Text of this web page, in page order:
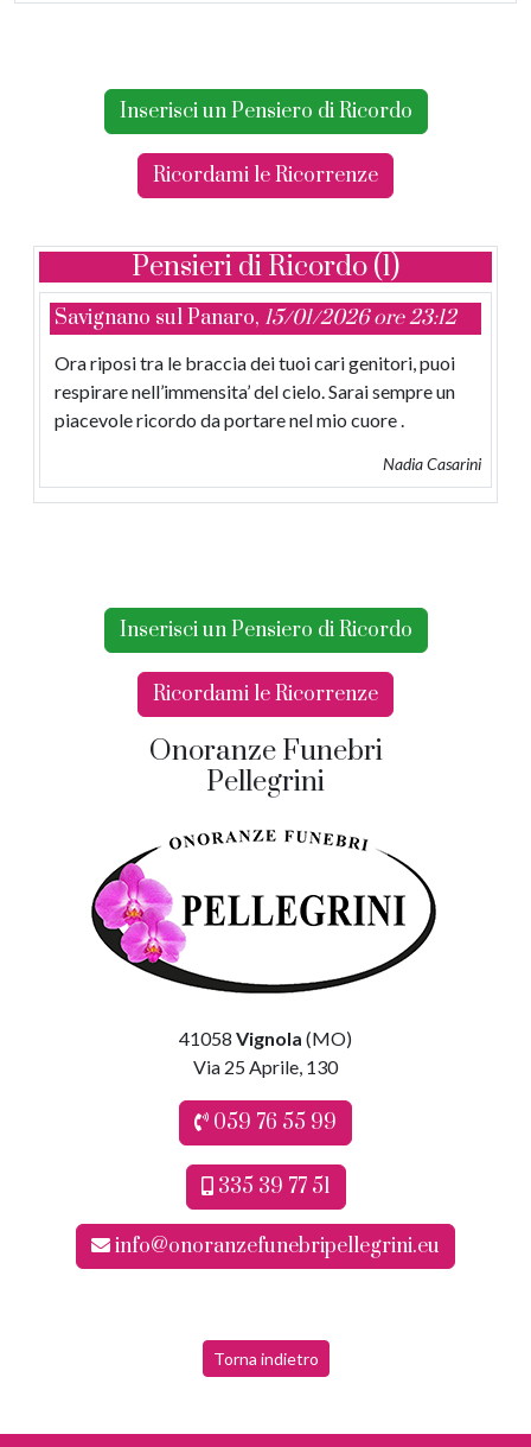
Inserisci un Pensiero di Ricordo
Ricordami le Ricorrenze
Pensieri di Ricordo (1)
Savignano sul Panaro, 15/01/2026 ore 23:12
Ora riposi tra le braccia dei tuoi cari genitori, puoi
respirare nell’immensita’ del cielo. Sarai sempre un
piacevole ricordo da portare nel mio cuore .
Nadia Casarini
Inserisci un Pensiero di Ricordo
Ricordami le Ricorrenze
Onoranze Funebri
Pellegrini
41058 Vignola (MO)
Via 25 Aprile, 130
059 76 55 99
335 39 77 51
info@onoranzefunebripellegrini.eu
Torna indietro